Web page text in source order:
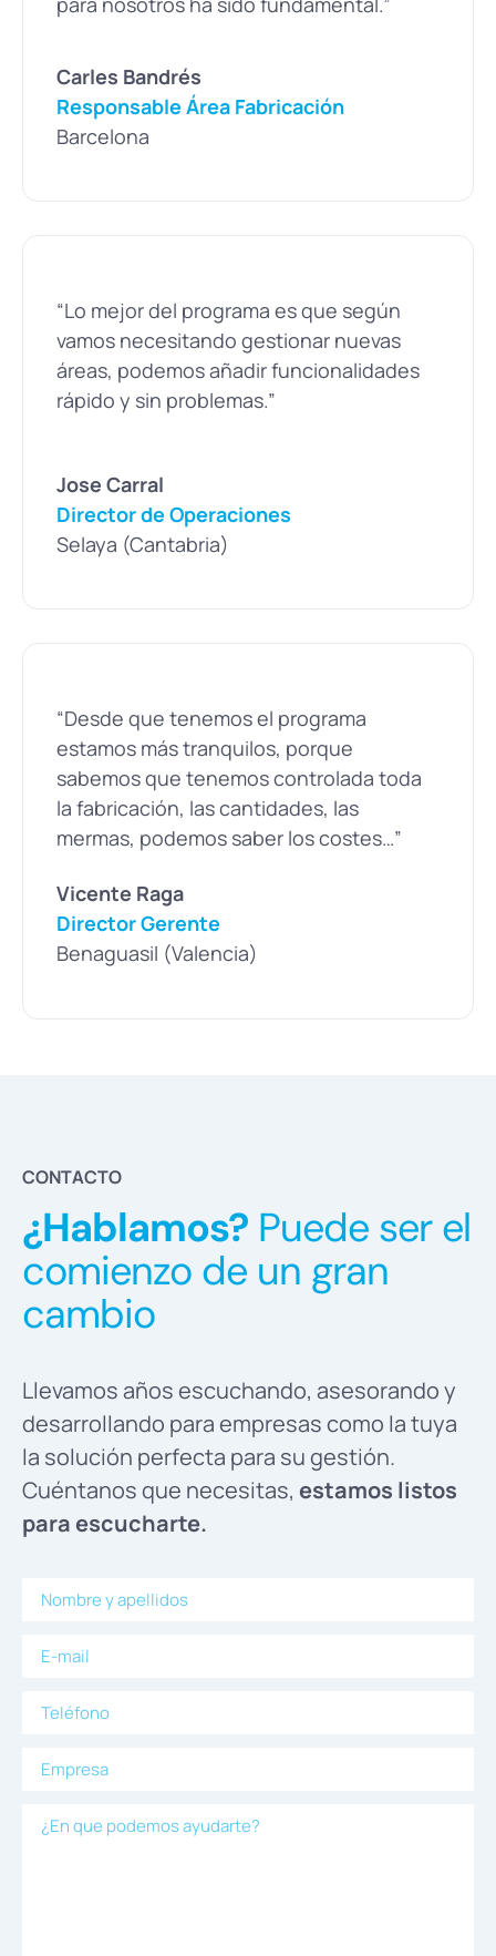
Carles Bandrés
Responsable Área Fabricación
Barcelona
“Lo mejor del programa es que según
vamos necesitando gestionar nuevas
áreas, podemos añadir funcionalidades
rápido y sin problemas.”
Jose Carral
Director de Operaciones
Selaya (Cantabria)
“Desde que tenemos el programa
estamos más tranquilos, porque
sabemos que tenemos controlada toda
la fabricación, las cantidades, las
mermas, podemos saber los costes…”
Vicente Raga
Director Gerente
Benaguasil (Valencia)
CONTACTO
¿Hablamos? Puede ser el
comienzo de un gran
cambio
Llevamos años escuchando, asesorando y
desarrollando para empresas como la tuya
la solución perfecta para su gestión.
Cuéntanos que necesitas, estamos listos
para escucharte.